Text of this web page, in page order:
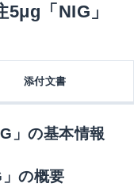
「NIG」
添付文書
」の基本情報
の概要